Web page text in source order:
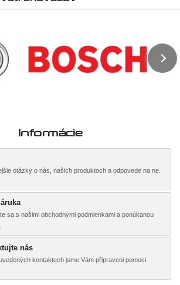
Informácie
otázky o nás, našich produktoch a odpovede na ne.
sa s našimi obchodnými podmienkami a ponúkanou
nás
kontaktech jsme Vám připraveni pomoci.